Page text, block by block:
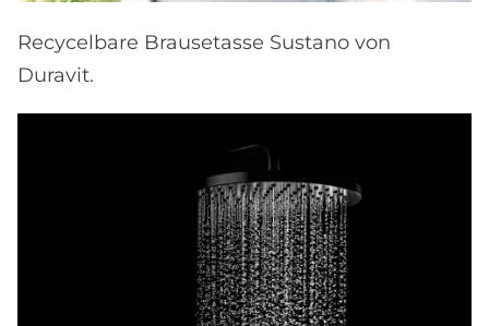
Recycelbare Brausetasse Sustano von
Duravit.